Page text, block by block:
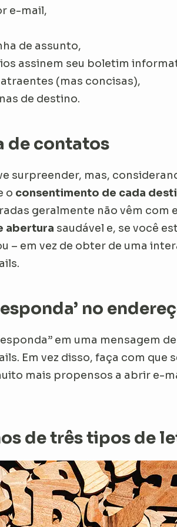
e-mail,
de assunto,
assinem seu boletim
(mas concisas),
de destino.
de contatos
surpreender, mas,
o consentimento de cada
geralmente não vêm
abertura saudável e, se você
– em vez de obter de uma
no
em uma mensagem
Em vez disso, faça com que
mais propensos a abrir e-
de três tipos de